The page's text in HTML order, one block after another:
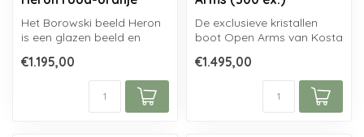
Het Borowski beeld Heron
is een glazen beeld en
glazen & m...
€1.195,00
De exclusieve kristallen
boot Open Arms van Kosta
Bertil Va...
€1.495,00